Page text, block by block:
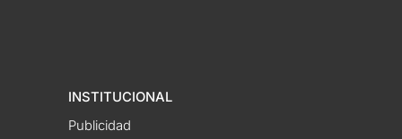
INSTITUCIONAL
Publicidad